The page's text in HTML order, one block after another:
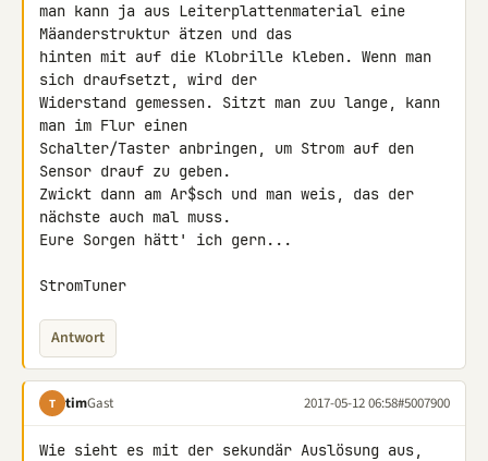
man kann ja aus Leiterplattenmaterial eine
Mäanderstruktur ätzen und das
hinten mit auf die Klobrille kleben. Wenn man
sich draufsetzt, wird der
Widerstand gemessen. Sitzt man zuu lange, kann
man im Flur einen
Schalter/Taster anbringen, um Strom auf den
Sensor drauf zu geben.
Zwickt dann am Ar$sch und man weis, das der
nächste auch mal muss.
Eure Sorgen hätt' ich gern...
StromTuner
Antwort
T timGast 2017-05-12 06:58#5007900
Wie sieht es mit der sekundär Auslösung aus,